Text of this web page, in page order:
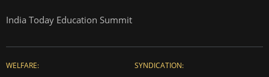
India Today Education Summit
WELFARE: SYNDICATION: